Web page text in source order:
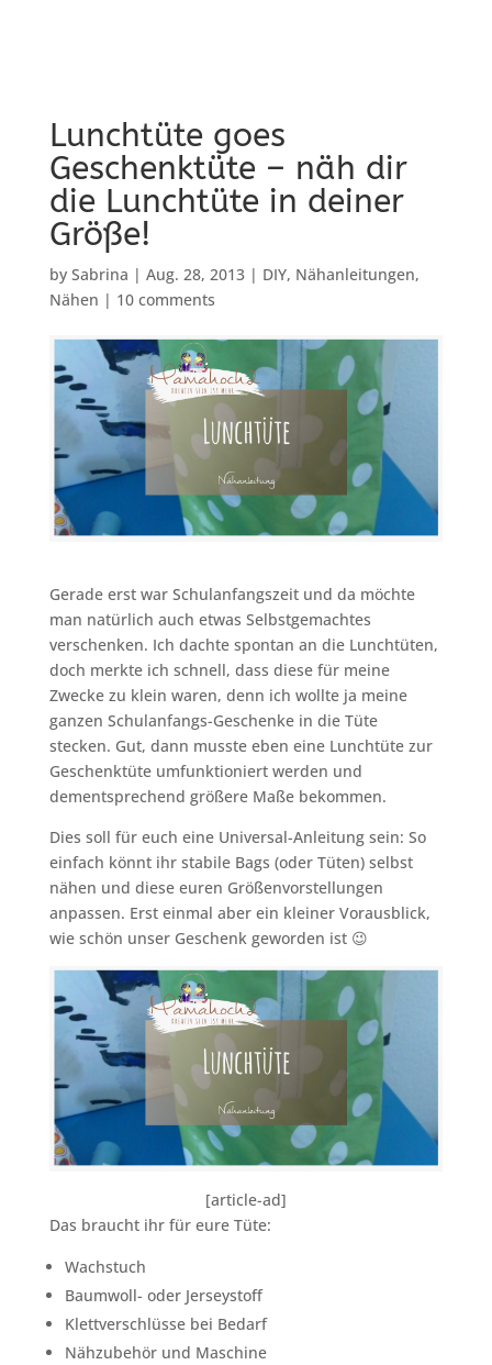
Lunchtüte goes
Geschenktüte – näh dir
die Lunchtüte in deiner
Größe!
by Sabrina | Aug. 28, 2013| DIY, Nähanleitungen,
Nähen | 10 comments
Gerade erst war Schulanfangszeit und da möchte
man natürlich auch etwas Selbstgemachtes
verschenken. Ich dachte spontan an die Lunchtüten,
doch merkte ich schnell, dass diese für meine
Zwecke zu klein waren, denn ich wollte ja meine
ganzen Schulanfangs-Geschenke in die Tüte
stecken. Gut, dann musste eben eine Lunchtüte zur
Geschenktüte umfunktioniert werden und
dementsprechend größere Maße bekommen.
Dies soll für euch eine Universal-Anleitung sein: So
einfach könnt ihr stabile Bags (oder Tüten) selbst
nähen und diese euren Größenvorstellungen
anpassen. Erst einmal aber ein kleiner Vorausblick,
wie schön unser Geschenk geworden ist 😉
[article-ad]
Das braucht ihr für eure Tüte:
Wachstuch
Baumwoll- oder Jerseystoff
Klettverschlüsse bei Bedarf
Nähzubehör und Maschine